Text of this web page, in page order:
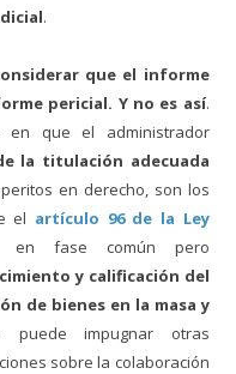
.
que el informe
pericial. Y no es así.
en que el administrador
la titulación adecuada
en derecho, son los
el artículo 96 de la Ley
en fase común pero
y calificación del
de bienes en la masa y
impugnar otras
sobre la colaboración